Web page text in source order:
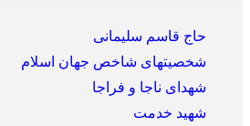
حاج قاسم سلیمانی
شخصیتهای شاخص جهان اسلام
شهدای ناجا و فراجا
شهید خدمت